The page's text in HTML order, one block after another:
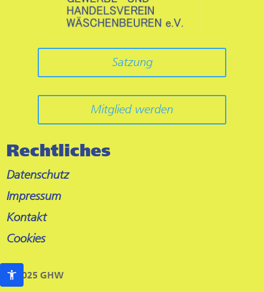
Satzung
Mitglied werden
Rechtliches
Datenschutz
Impressum
Kontakt
Cookies
© 2025 GHW